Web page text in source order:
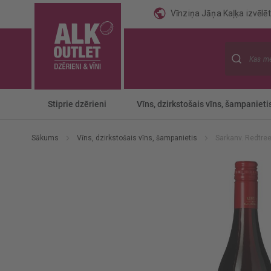
Vīnziņa Jāņa Kaļķa
Stiprie dzērieni Vīns, dzirkstošais vīns,
Sākums Vīns, dzirkstošais vīns, šampanietis Sarkanv.